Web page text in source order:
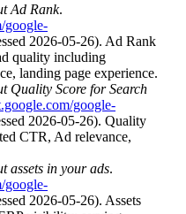
Ad Rank.
google-
2026-05-26). Ad Rank
quality including
landing page experience.
Quality Score for Search
google-
2026-05-26). Quality
CTR, Ad relevance,
assets in your ads.
google-
2026-05-26). Assets